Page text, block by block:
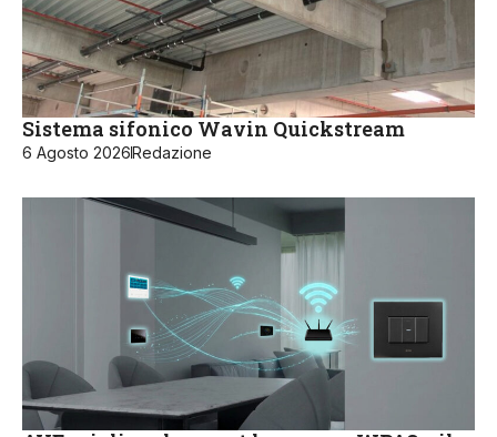
Sistema sifonico Wavin Quickstream
6 Agosto 2026Redazione